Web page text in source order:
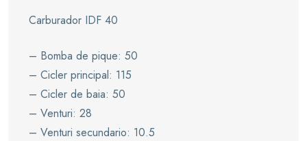
Carburador IDF 40
– Bomba de pique: 50
– Cicler principal: 115
– Cicler de baia: 50
– Venturi: 28
– Venturi secundario: 10.5